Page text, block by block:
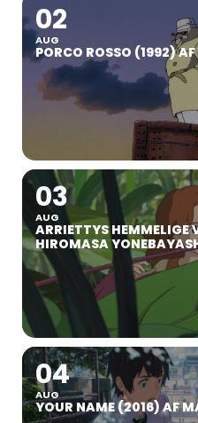
02
AUG
PORCO ROSSO (1992)
03
AUG
ARRIETTYS HEMMELIGE
HIROMASA
04
AUG
YOUR NAME (2016) AF